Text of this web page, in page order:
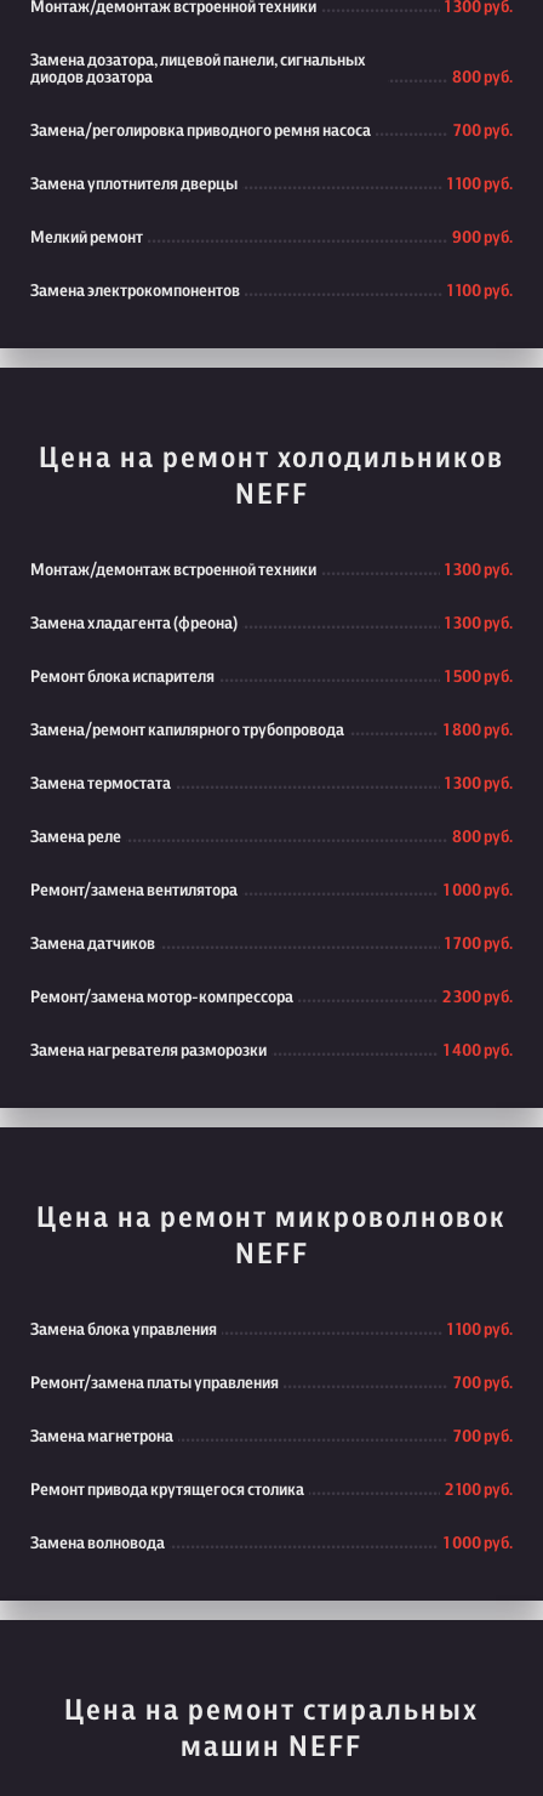
Монтаж/демонтаж встроенной техники 1 300 руб.
Замена дозатора, лицевой панели, сигнальных
диодов дозатора
800 руб.
Замена/реголировка приводного ремня насоса 700 руб.
Замена уплотнителя дверцы 1 100 руб.
Мелкий ремонт 900 руб.
Замена электрокомпонентов 1 100 руб.
Цена на ремонт холодильников
NEFF
Монтаж/демонтаж встроенной техники 1 300 руб.
Замена хладагента (фреона) 1 300 руб.
Ремонт блока испарителя 1 500 руб.
Замена/ремонт капилярного трубопровода 1 800 руб.
Замена термостата 1 300 руб.
Замена реле 800 руб.
Ремонт/замена вентилятора 1 000 руб.
Замена датчиков 1 700 руб.
Ремонт/замена мотор-компрессора 2 300 руб.
Замена нагревателя разморозки 1 400 руб.
Цена на ремонт микроволновок
NEFF
Замена блока управления 1 100 руб.
Ремонт/замена платы управления 700 руб.
Замена магнетрона 700 руб.
Ремонт привода крутящегося столика 2 100 руб.
Замена волновода 1 000 руб.
Цена на ремонт стиральных
машин NEFF